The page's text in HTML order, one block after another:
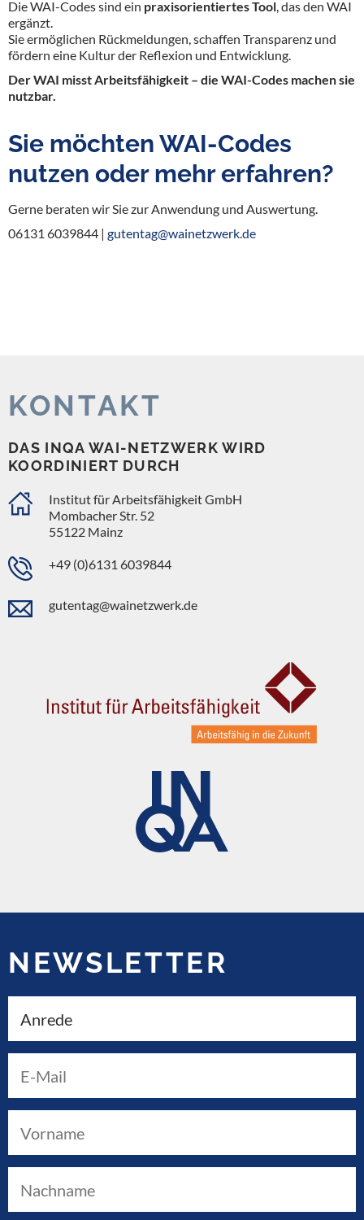
Die WAI-Codes sind ein praxisorientiertes Tool, das den WAI
ergänzt.
Sie ermöglichen Rückmeldungen, schaffen Transparenz und
fördern eine Kultur der Reflexion und Entwicklung.
Der WAI misst Arbeitsfähigkeit – die WAI-Codes machen sie
nutzbar.
Sie möchten WAI-Codes
nutzen oder mehr erfahren?
Gerne beraten wir Sie zur Anwendung und Auswertung.
06131 6039844 | gutentag@wainetzwerk.de
KONTAKT
DAS INQA WAI-NETZWERK WIRD
KOORDINIERT DURCH
Institut für Arbeitsfähigkeit GmbH
Mombacher Str. 52
55122 Mainz
+49 (0)6131 6039844
gutentag@wainetzwerk.de
NEWSLETTER